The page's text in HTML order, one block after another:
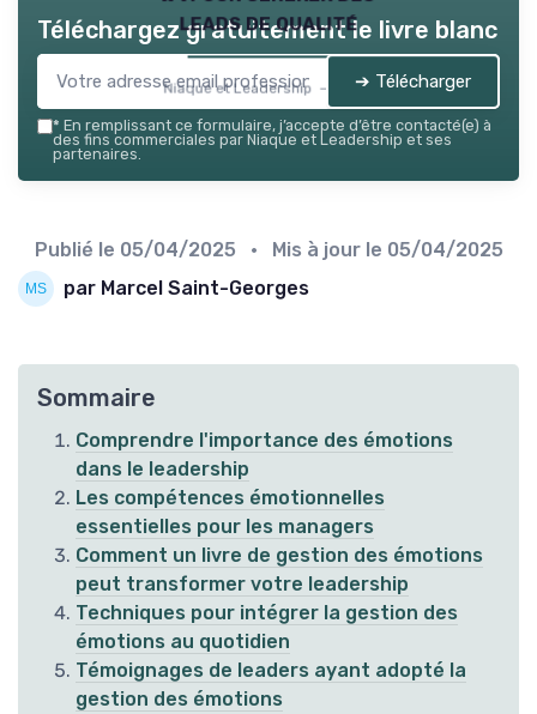
leads de qualité
Niaque et Leadership — 2026
Téléchargez gratuitement le livre blanc
➔ Télécharger
* En remplissant ce formulaire, j’accepte d’être contacté(e) à
des fins commerciales par Niaque et Leadership et ses
partenaires.
Publié le 05/04/2025 • Mis à jour le 05/04/2025
par Marcel Saint-Georges
Sommaire
Comprendre l'importance des émotions
dans le leadership
Les compétences émotionnelles
essentielles pour les managers
Comment un livre de gestion des émotions
peut transformer votre leadership
Techniques pour intégrer la gestion des
émotions au quotidien
Témoignages de leaders ayant adopté la
gestion des émotions